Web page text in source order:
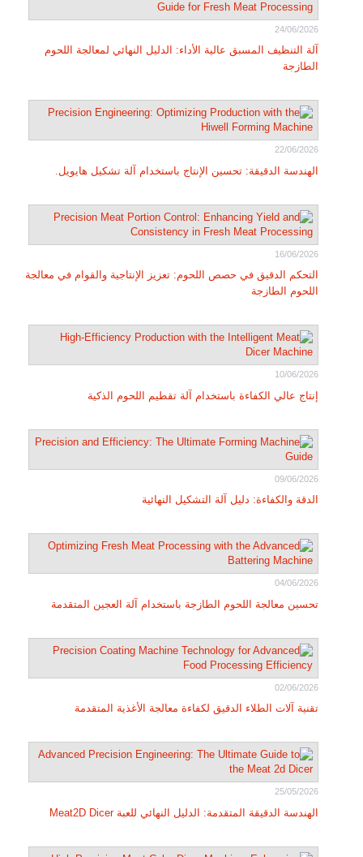
24/06/2026
آلة التنظيف المسبق عالية الأداء: الدليل النهائي لمعالجة اللحوم
الطازجة
22/06/2026
الهندسة الدقيقة: تحسين الإنتاج باستخدام آلة تشكيل هايويل.
16/06/2026
التحكم الدقيق في حصص اللحوم: تعزيز الإنتاجية والقوام في معالجة
اللحوم الطازجة
10/06/2026
إنتاج عالي الكفاءة باستخدام آلة تقطيم اللحوم الذكية
09/06/2026
الدقة والكفاءة: دليل آلة التشكيل النهائية
04/06/2026
تحسين معالجة اللحوم الطازجة باستخدام آلة العجين المتقدمة
02/06/2026
تقنية آلات الطلاء الدقيق لكفاءة معالجة الأغذية المتقدمة
25/05/2026
الهندسة الدقيقة المتقدمة: الدليل النهائي للعبة Meat2D Dicer